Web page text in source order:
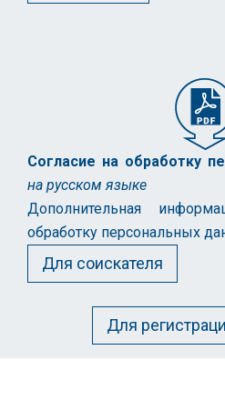
Согласие на обработку
на русском языке
Дополнительная
обработку персональных
Для соискателя
Для